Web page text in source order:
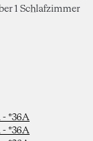
1 Schlafzimmer